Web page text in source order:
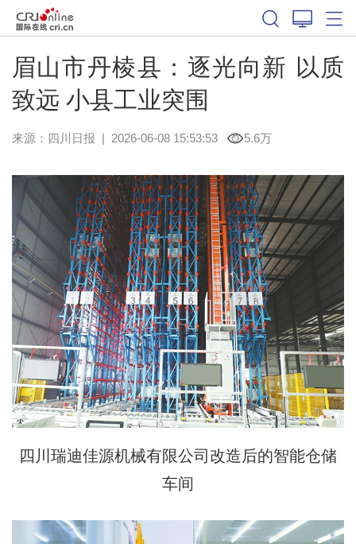
眉山市丹棱县：逐光向新 以质
致远 小县工业突围
来源： 四川日报 | 2026-06-08 15:53:53 5.6万
四川瑞迪佳源机械有限公司改造后的智能仓储
车间